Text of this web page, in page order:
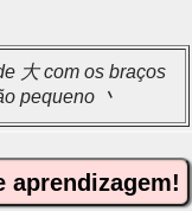
大 com os braços
pequeno 丶
aprendizagem!